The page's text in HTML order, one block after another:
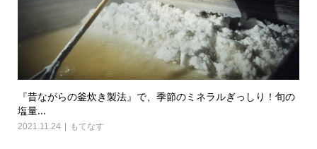
『昔ながらの釜炊き製法』で、季節のミネラルぎっしり！旬の
塩量...
2021.11.24 もてなす